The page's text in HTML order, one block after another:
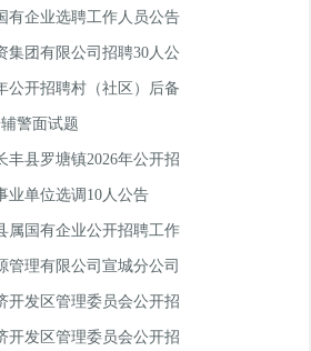
有企业选聘工作人员公告
集团有限公司招聘30人公
公开招聘村（社区）后备
警面试题
丰县罗塘镇2026年公开招
业单位选调10人公告
属国有企业公开招聘工作
管理有限公司宣城分公司
开发区管理委员会公开招
开发区管理委员会公开招